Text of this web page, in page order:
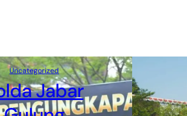
Uncategorized
Jabar